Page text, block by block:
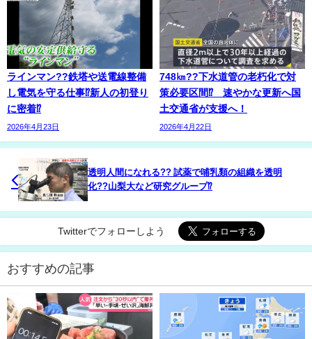
ラインマン??鉄塔や送電線整備
し電気を守る仕事⁉新人の初登り
に密着⁉
2026年4月23日
748㎞??下水道管の老朽化で対
策必要区間⁉ 速やかな更新へ国
土交通省が支援へ！
2026年4月22日
透明人間になれる?? 試薬で哺乳類の組織を透明
化??山梨大など研究グループ⁉
Twitterでフォローしよう
おすすめの記事